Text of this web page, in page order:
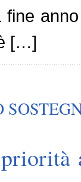
fine
[…]